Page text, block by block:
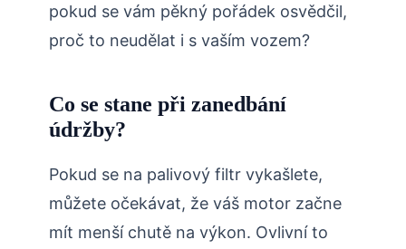
pokud se vám pěkný pořádek osvědčil,
proč to neudělat i s vaším vozem?
Co se stane při zanedbání
údržby?
Pokud se na palivový filtr vykašlete,
můžete očekávat, že váš motor začne
mít menší chutě na výkon. Ovlivní to